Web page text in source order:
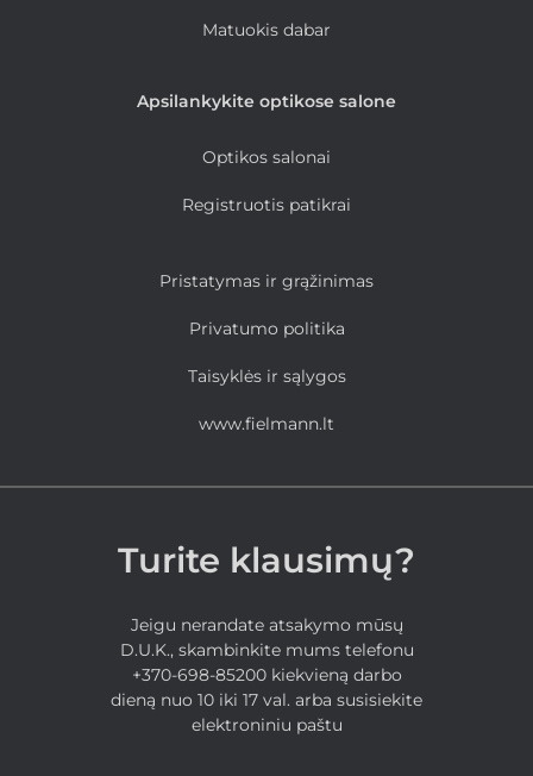
Matuokis dabar
Apsilankykite optikose salone
Optikos salonai
Registruotis patikrai
Pristatymas ir grąžinimas
Privatumo politika
Taisyklės ir sąlygos
www.fielmann.lt
Turite klausimų?
Jeigu nerandate atsakymo mūsų
D.U.K., skambinkite mums telefonu
+370-698-85200 kiekvieną darbo
dieną nuo 10 iki 17 val. arba susisiekite
elektroniniu paštu